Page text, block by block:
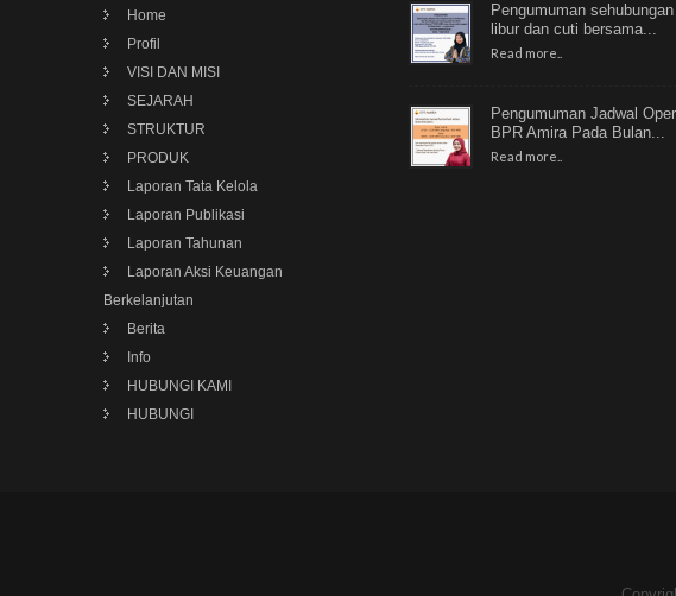
Home
Profil
VISI DAN MISI
SEJARAH
STRUKTUR
PRODUK
Laporan Tata Kelola
Laporan Publikasi
Laporan Tahunan
Laporan Aksi Keuangan
Berkelanjutan
Berita
Info
HUBUNGI KAMI
HUBUNGI
Pengumuman
libur dan cuti bersama...
Read more..
Pengumuman Jadwal
BPR Amira Pada Bulan...
Read more..